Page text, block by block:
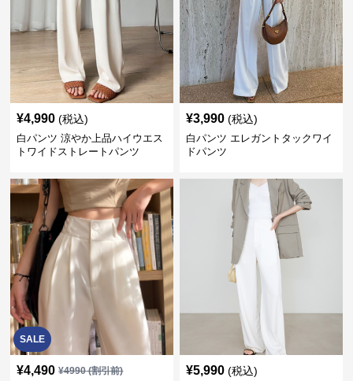
¥4,990 (税込)
白パンツ 涼やか上品ハイウエス
トワイドストレートパンツ
¥3,990 (税込)
白パンツ エレガントタックワイ
ドパンツ
SALE
¥4,490 ¥4990(割引前) ¥5,990 (税込)